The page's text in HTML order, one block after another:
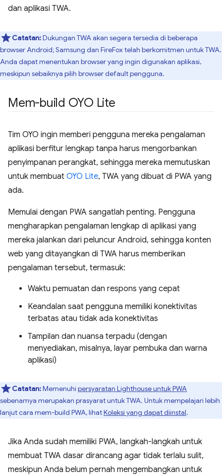
dan aplikasi TWA.
Catatan:Dukungan TWA akan segera tersedia di beberapa
browser Android; Samsung dan FireFox telah berkomitmen untuk TWA.
Anda dapat menentukan browser yang ingin digunakan aplikasi,
meskipun sebaiknya pilih browser default pengguna.
Mem-build OYO Lite
Tim OYO ingin memberi pengguna mereka pengalaman
aplikasi berfitur lengkap tanpa harus mengorbankan
penyimpanan perangkat, sehingga mereka memutuskan
untuk membuat OYO Lite, TWA yang dibuat di PWA yang
ada.
Memulai dengan PWA sangatlah penting. Pengguna
mengharapkan pengalaman lengkap di aplikasi yang
mereka jalankan dari peluncur Android, sehingga konten
web yang ditayangkan di TWA harus memberikan
pengalaman tersebut, termasuk:
Waktu pemuatan dan respons yang cepat
Keandalan saat pengguna memiliki konektivitas
terbatas atau tidak ada konektivitas
Tampilan dan nuansa terpadu (dengan
menyediakan, misalnya, layar pembuka dan warna
aplikasi)
Catatan:Memenuhi persyaratan Lighthouse untuk PWA
sebenarnya merupakan prasyarat untuk TWA. Untuk mempelajari lebih
lanjut cara mem-build PWA, lihatKoleksi yang dapat diinstal.
Jika Anda sudah memiliki PWA, langkah-langkah untuk
membuat TWA dasar dirancang agar tidak terlalu sulit,
meskipun Anda belum pernah mengembangkan untuk